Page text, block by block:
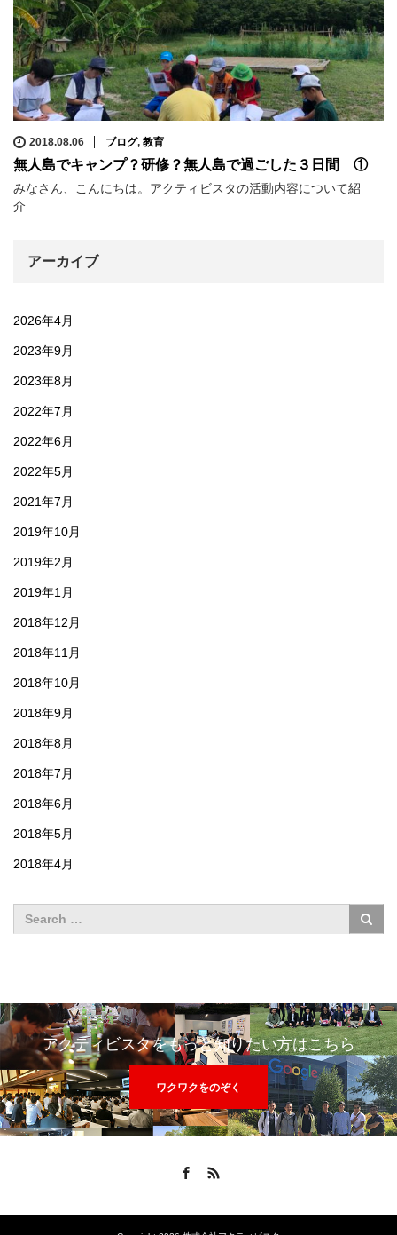
2018.08.06 ブログ, 教育
無人島でキャンプ？研修？無人島で過ごした３日間 ①
みなさん、こんにちは。アクティビスタの活動内容について紹
介…
アーカイブ
2026年4月
2023年9月
2023年8月
2022年7月
2022年6月
2022年5月
2021年7月
2019年10月
2019年2月
2019年1月
2018年12月
2018年11月
2018年10月
2018年9月
2018年8月
2018年7月
2018年6月
2018年5月
2018年4月
アクティビスタをもっと知りたい方はこちら
ワクワクをのぞく
Facebook